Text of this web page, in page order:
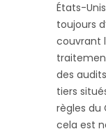
États-
toujours
couvrant
des
tiers
règles du
cela est